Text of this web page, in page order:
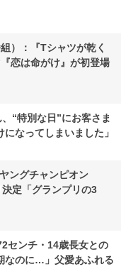
）：『Tシャツが乾く
恋は命がけ』が初登場
“特別な日”にお客さま
なってしまいました」
ングチャンピオン
定「グランプリの3
センチ・14歳長女との
のに…」父愛あふれる